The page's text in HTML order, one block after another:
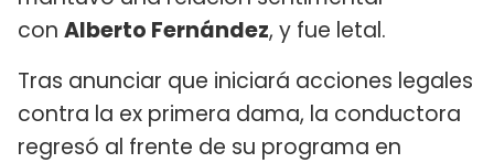
con Alberto Fernández, y fue letal.
Tras anunciar que iniciará acciones legales
contra la ex primera dama, la conductora
regresó al frente de su programa en